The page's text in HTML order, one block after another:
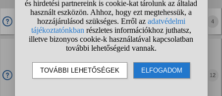
Ha egy kisgyerek vírusos hányással találkozik és
elkapja, mikor kezd ő is hányni?
4
Három gyerekedből kettő hányt (plusz az anyjuk is
iskolába?
Nem az én gyerekeim, kíváncsi vagyok, ki hogy csinálja, a
12